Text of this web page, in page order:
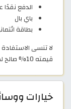
الدفع نقدًا
باي بال
بطاقة
قيمته 10% صالح لكل المنتجات.
خيارات